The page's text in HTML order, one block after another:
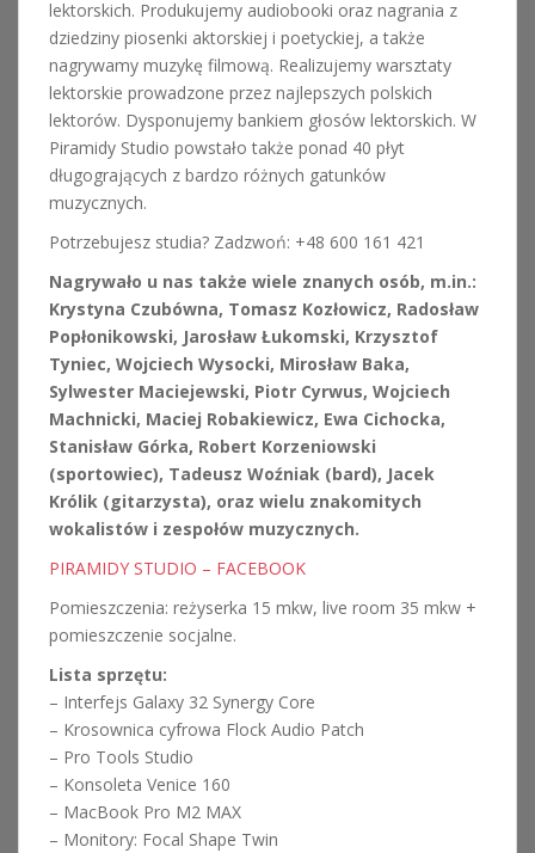
lektorskich. Produkujemy audiobooki oraz nagrania z
dziedziny piosenki aktorskiej i poetyckiej, a także
nagrywamy muzykę filmową. Realizujemy warsztaty
lektorskie prowadzone przez najlepszych polskich
lektorów. Dysponujemy bankiem głosów lektorskich. W
Piramidy Studio powstało także ponad 40 płyt
długogrających z bardzo różnych gatunków
muzycznych.
Potrzebujesz studia? Zadzwoń: +48 600 161 421
Nagrywało u nas także wiele znanych osób, m.in.:
Krystyna Czubówna, Tomasz Kozłowicz, Radosław
Popłonikowski, Jarosław Łukomski, Krzysztof
Tyniec, Wojciech Wysocki, Mirosław Baka,
Sylwester Maciejewski, Piotr Cyrwus, Wojciech
Machnicki, Maciej Robakiewicz, Ewa Cichocka,
Stanisław Górka, Robert Korzeniowski
(sportowiec), Tadeusz Woźniak (bard), Jacek
Królik (gitarzysta), oraz wielu znakomitych
wokalistów i zespołów muzycznych.
PIRAMIDY STUDIO – FACEBOOK
Pomieszczenia: reżyserka 15 mkw, live room 35 mkw +
pomieszczenie socjalne.
Lista sprzętu:
– Interfejs Galaxy 32 Synergy Core
– Krosownica cyfrowa Flock Audio Patch
– Pro Tools Studio
– Konsoleta Venice 160
– MacBook Pro M2 MAX
– Monitory: Focal Shape Twin